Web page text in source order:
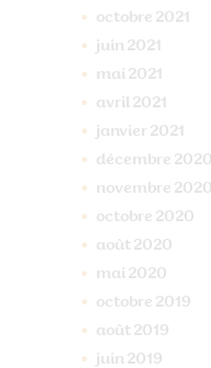
octobre 2021
juin 2021
mai 2021
avril 2021
janvier 2021
décembre 2020
novembre 2020
octobre 2020
août 2020
mai 2020
octobre 2019
août 2019
juin 2019